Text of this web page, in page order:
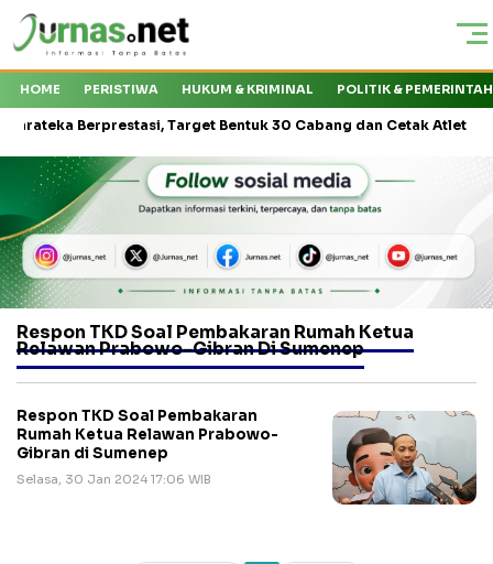
HOME PERISTIWA HUKUM & KRIMINAL POLITIK &
Berprestasi, Target Bentuk 30 Cabang dan Cetak Atlet Nasional
Respon TKD Soal Pembakaran Rumah Ketua
Relawan Prabowo-Gibran Di Sumenep
Respon TKD Soal Pembakaran
Rumah Ketua Relawan Prabowo-
Gibran di Sumenep
Selasa, 30 Jan 2024 17:06 WIB